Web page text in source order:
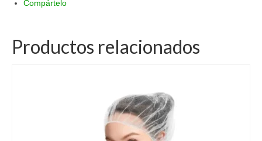
Compártelo
Productos relacionados